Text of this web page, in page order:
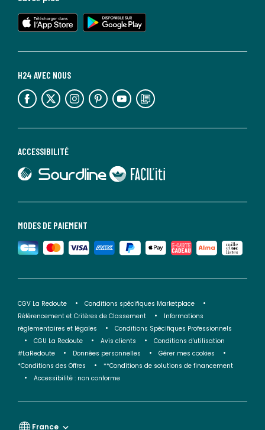
MODES DE PAIEMENT
ACCESSIBILITÉ
lien vers Faciliti
H24 AVEC NOUS
lien vers l'espace réseaux sociaux lien vers l'espace réseaux sociaux lien vers l'espace réseaux sociaux lien vers l'espace réseaux sociaux lien vers l'espace réseaux sociaux lien vers le blog la redoute
lien vers l'app store
lien vers google play
CGV La Redoute
Conditions spécifiques Marketplace
Référencement et Critères de Classement
Informations
réglementaires et légales
Conditions Spécifiques Professionnels
CGU La Redoute
Avis clients
Conditions d'utilisation
#LaRedoute
Données personnelles
Gérer mes cookies
*Conditions des Offres
**Conditions de solutions de financement
Accessibilité : non conforme
France